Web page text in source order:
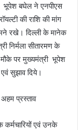
भूपेश बघेल ने एनपीएस
की राशि की मांग
रखे। दिल्ली के मानेक
निर्मला सीतारमण के
मौके पर मुख्यमंत्री भूपेश
सुझाव दिये।
एवं उनके